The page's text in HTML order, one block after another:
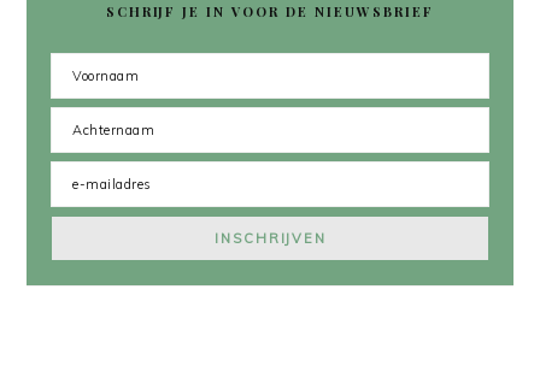
SCHRIJF JE IN VOOR DE NIEUWSBRIEF